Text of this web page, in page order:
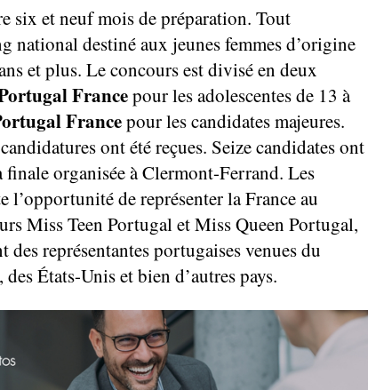
six et neuf mois de préparation. Tout
national destiné aux jeunes femmes d’origine
et plus. Le concours est divisé en deux
Francepour les adolescentes de 13 à
Francepour les candidates majeures.
ont été reçues. Seize candidates ont
organisée à Clermont-Ferrand. Les
l’opportunité de représenter la France au
Miss Teen Portugal et Miss Queen Portugal,
représentantes portugaises venues du
États-Unis et bien d’autres pays.